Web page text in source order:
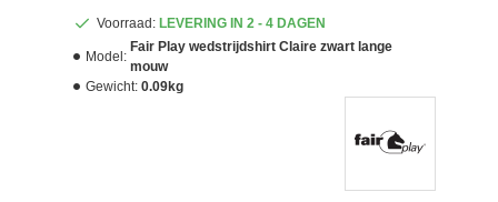
Voorraad: LEVERING IN 2 - 4 DAGEN
Model:
Fair Play wedstrijdshirt Claire zwart lange
mouw
Gewicht: 0.09kg